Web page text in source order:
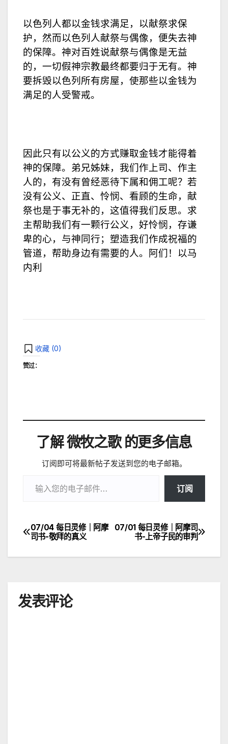
以色列人都以金钱求满足，以献祭求保
护，然而以色列人献祭与偶像，便失去神
的保障。神对百姓说献祭与偶像是无益
的，一切假神宗教最终都要归于无有。神
要拆毁以色列所有房屋，使那些以金钱为
满足的人受警戒。
因此只有以公义的方式赚取金钱才能得着
神的保障。弟兄姊妹，我们作上司、作主
人的，有没有曾经恶待下属和佣工呢？若
没有公义、正直、怜悯、看顾的生命，献
祭也是于事无补的，这值得我们反思。求
主帮助我们有一颗行公义，好怜悯，存谦
卑的心，与神同行；塑造我们作成祝福的
管道，帮助身边有需要的人。阿们！以马
内利
收藏 (0)
赞过：
了解 微牧之歌 的更多信息
订阅即可将最新帖子发送到您的电子邮箱。
订阅
文
章
航
07/01 每日灵修｜阿摩司
书-上帝子民的审判
07/04 每日灵修｜阿摩
司书-敬拜的真义
发表评论